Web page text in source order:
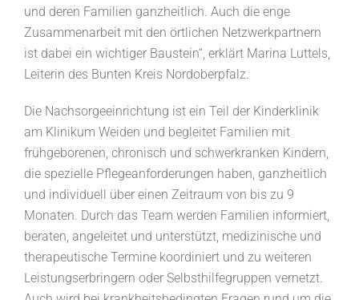
und deren Familien ganzheitlich. Auch die enge
Zusammenarbeit mit den örtlichen Netzwerkpartnern
ist dabei ein wichtiger Baustein“, erklärt Marina Luttels,
Leiterin des Bunten Kreis Nordoberpfalz.
Die Nachsorgeeinrichtung ist ein Teil der Kinderklinik
am Klinikum Weiden und begleitet Familien mit
frühgeborenen, chronisch und schwerkranken Kindern,
die spezielle Pflegeanforderungen haben, ganzheitlich
und individuell über einen Zeitraum von bis zu 9
Monaten. Durch das Team werden Familien informiert,
beraten, angeleitet und unterstützt, medizinische und
therapeutische Termine koordiniert und zu weiteren
Leistungserbringern oder Selbsthilfegruppen vernetzt.